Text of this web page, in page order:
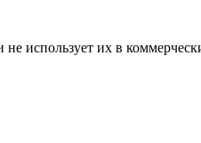
использует их в